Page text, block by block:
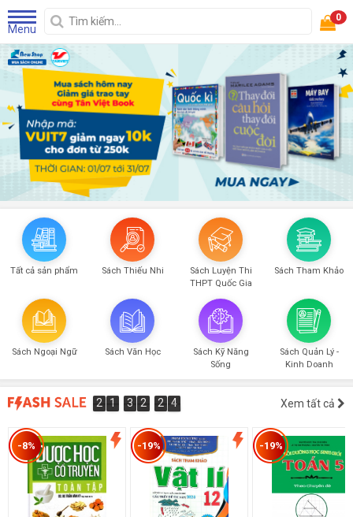
Menu
0
Tất cả sản phẩm Sách Thiếu Nhi
Sách Luyện Thi
THPT Quốc Gia
Sách Tham Khảo
Sách Ngoại Ngữ Sách Văn Học
Sách Kỹ Năng
Sống
Sách Quản Lý -
Kinh Doanh
2
2 11 3
3 2
2 2
3
2 2
3
2
4
3 Xem tất cả
-8% -19% -19%